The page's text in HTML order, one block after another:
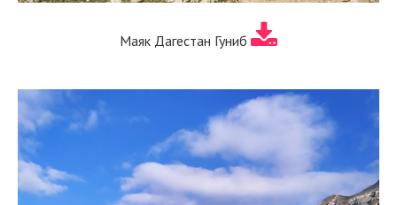
Маяк Дагестан Гуниб